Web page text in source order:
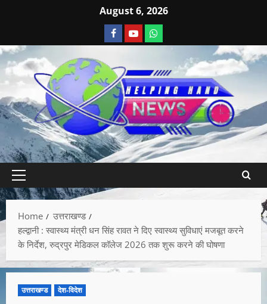
August 6, 2026
Home
उत्तराखण्ड
हल्द्वानी : स्वास्थ्य मंत्री धन सिंह रावत ने दिए स्वास्थ्य सुविधाएं मजबूत करने
के निर्देश, रुद्रपुर मेडिकल कॉलेज 2026 तक शुरू करने की घोषणा
उत्तराखण्ड देश-विदेश